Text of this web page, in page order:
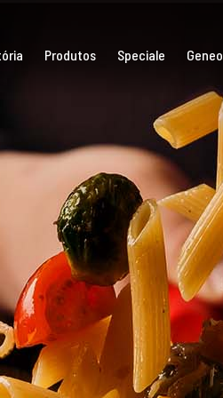
Produtos Speciale Geneo